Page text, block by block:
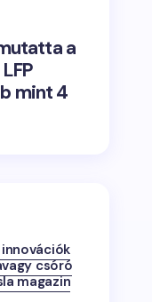
a
mint 4
csóró
magazin